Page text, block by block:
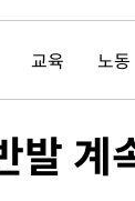
교육 노동
발